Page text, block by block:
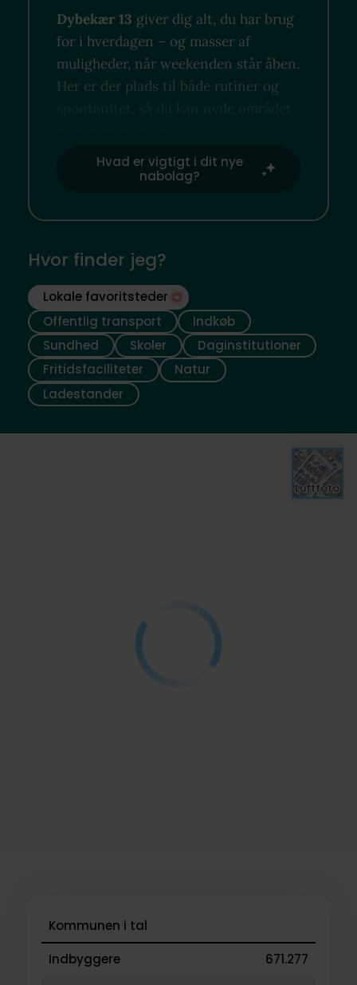
Dybekær 13 giver dig alt, du har brug
for i hverdagen – og masser af
muligheder, når weekenden står åben.
Her er der plads til både rutiner og
spontanitet, så du kan nyde området
Hvad er vigtigt i dit nye
nabolag?
Hvor finder jeg?
Lokale favoritsteder
Offentlig transport
Indkøb
Sundhed
Skoler
Daginstitutioner
Fritidsfaciliteter
Natur
Ladestander
Luftfoto
Kommunen i tal
Indbyggere
671.277